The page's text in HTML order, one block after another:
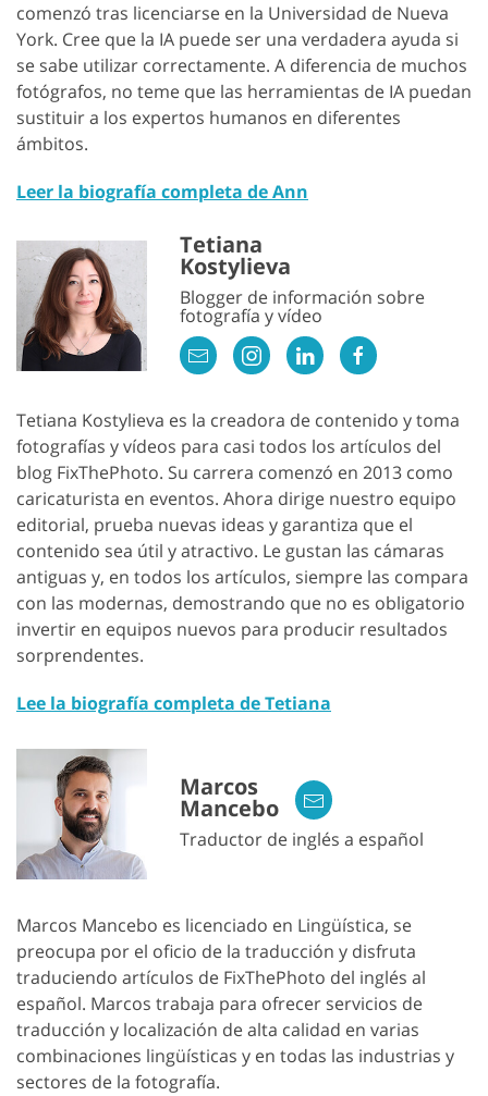
comenzó tras licenciarse en la Universidad de Nueva
York. Cree que la IA puede ser una verdadera ayuda si
se sabe utilizar correctamente. A diferencia de muchos
fotógrafos, no teme que las herramientas de IA puedan
sustituir a los expertos humanos en diferentes
ámbitos.
Leer la biografía completa de Ann
Tetiana
Kostylieva
Blogger de información sobre
fotografía y vídeo
Tetiana Kostylieva es la creadora de contenido y toma
fotografías y vídeos para casi todos los artículos del
blog FixThePhoto. Su carrera comenzó en 2013 como
caricaturista en eventos. Ahora dirige nuestro equipo
editorial, prueba nuevas ideas y garantiza que el
contenido sea útil y atractivo. Le gustan las cámaras
antiguas y, en todos los artículos, siempre las compara
con las modernas, demostrando que no es obligatorio
invertir en equipos nuevos para producir resultados
sorprendentes.
Lee la biografía completa de Tetiana
Marcos
Mancebo
Traductor de inglés a español
Marcos Mancebo es licenciado en Lingüística, se
preocupa por el oficio de la traducción y disfruta
traduciendo artículos de FixThePhoto del inglés al
español. Marcos trabaja para ofrecer servicios de
traducción y localización de alta calidad en varias
combinaciones lingüísticas y en todas las industrias y
sectores de la fotografía.